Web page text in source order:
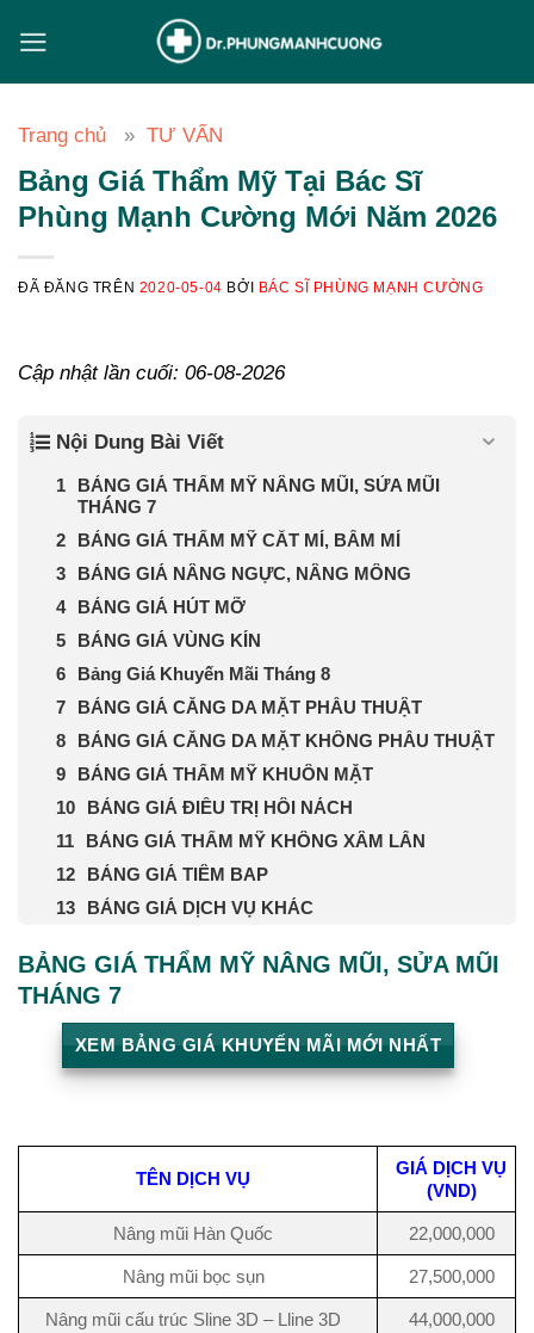
đến
nội
Trang chủ
TƯ VẤN
Bảng Giá Thẩm Mỹ Tại Bác Sĩ
Phùng Mạnh Cường Mới Năm 2026
ĐÃ ĐĂNG TRÊN 2020-05-04 BỞI BÁC SĨ PHÙNG MẠNH CƯỜNG
Cập nhật lần cuối: 06-08-2026
Nội Dung Bài Viết
BẢNG GIÁ THẨM MỸ NÂNG MŨI, SỬA MŨI
THÁNG 7
BẢNG GIÁ THẨM MỸ CẮT MÍ, BẤM MÍ
BẢNG GIÁ NÂNG NGỰC, NÂNG MÔNG
BẢNG GIÁ HÚT MỠ
BẢNG GIÁ VÙNG KÍN
Bảng Giá Khuyến Mãi Tháng 8
BẢNG GIÁ CĂNG DA MẶT PHẪU THUẬT
BẢNG GIÁ CĂNG DA MẶT KHÔNG PHẪU THUẬT
BẢNG GIÁ THẨM MỸ KHUÔN MẶT
BẢNG GIÁ ĐIỀU TRỊ HÔI NÁCH
BẢNG GIÁ THẨM MỸ KHÔNG XÂM LẤN
BẢNG GIÁ TIÊM BAP
BẢNG GIÁ DỊCH VỤ KHÁC
BẢNG GIÁ THẨM MỸ NÂNG MŨI, SỬA MŨI
THÁNG 7
XEM BẢNG GIÁ KHUYẾN MÃI MỚI NHẤT
TÊN DỊCH VỤ
GIÁ DỊCH VỤ
(VND)
Nâng mũi Hàn Quốc 22,000,000
Nâng mũi bọc sụn 27,500,000
Nâng mũi cấu trúc Sline 3D – Lline 3D 44,000,000